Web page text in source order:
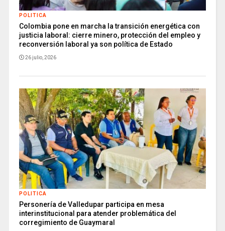
POLITICA
Colombia pone en marcha la transición energética con
justicia laboral: cierre minero, protección del empleo y
reconversión laboral ya son política de Estado
26 julio, 2026
POLITICA
Personería de Valledupar participa en mesa
interinstitucional para atender problemática del
corregimiento de Guaymaral